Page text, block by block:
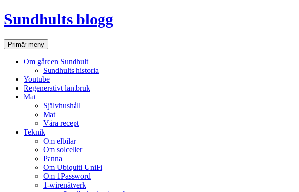
Hoppa
till
Sundhults blogg
SökPrimär meny
Om gården Sundhult
Sundhults historia
Youtube
Regenerativt lantbruk
Mat
Självhushåll
Mat
Våra recept
Teknik
Om elbilar
Om solceller
Panna
Om Ubiquiti UniFi
Om 1Password
1-wirenätverk